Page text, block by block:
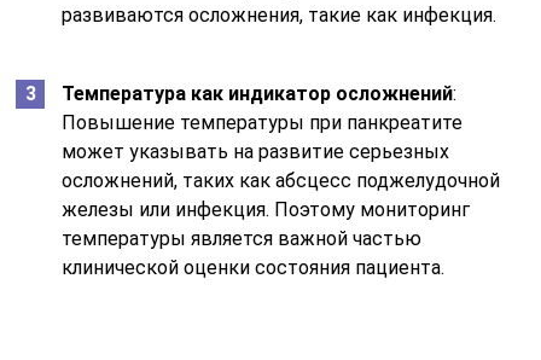
развиваются осложнения, такие как инфекция.
Температура как индикатор осложнений:
Повышение температуры при панкреатите
может указывать на развитие серьезных
осложнений, таких как абсцесс поджелудочной
железы или инфекция. Поэтому мониторинг
температуры является важной частью
клинической оценки состояния пациента.